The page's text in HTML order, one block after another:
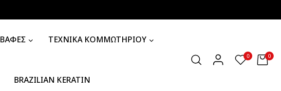
ΒΑΦΕΣ ΤΕΧΝΙΚΑ ΚΟΜΜΩΤΗΡΙΟΥ
BRAZILIAN KERATIN
0 0